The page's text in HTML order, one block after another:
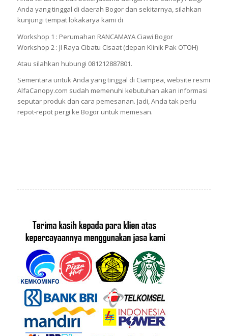
Anda yang tinggal di daerah Bogor dan sekitarnya, silahkan
kunjungi tempat lokakarya kami di
Workshop 1 : Perumahan RANCAMAYA Ciawi Bogor
Workshop 2 : Jl Raya Cibatu Cisaat (depan Klinik Pak OTOH)
Atau silahkan hubungi 081212887801.
Sementara untuk Anda yang tinggal di Ciampea, website resmi
AlfaCanopy.com sudah memenuhi kebutuhan akan informasi
seputar produk dan cara pemesanan. Jadi, Anda tak perlu
repot-repot pergi ke Bogor untuk memesan.